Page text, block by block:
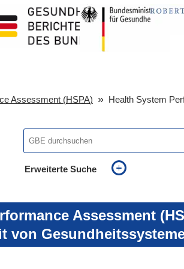
Assessment (HSPA) Health System
Erweiterte Suche
... genau diesen Ausdruck
auch
Assessment
von